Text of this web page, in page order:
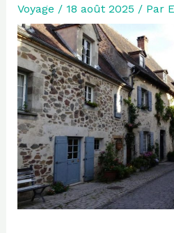
Voyage / 18 août 2025 / Par